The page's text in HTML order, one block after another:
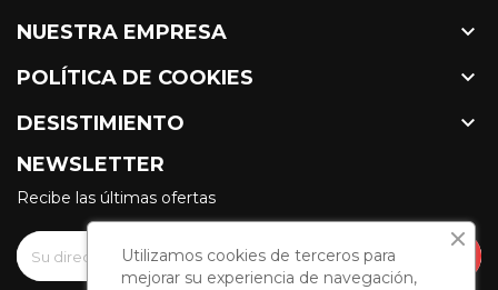
NUESTRA EMPRESA 
POLÍTICA DE COOKIES 
DESISTIMIENTO 
NEWSLETTER
Recibe las últimas ofertas
Utilizamos cookies de terceros para
mejorar su experiencia de navegación,